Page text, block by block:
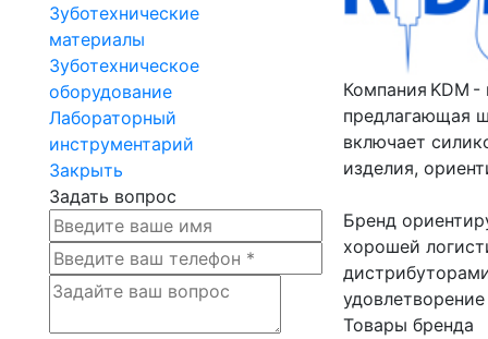
Зуботехнические
материалы
Зуботехническое
оборудование
Лабораторный
инструментарий
Закрыть
Задать вопрос
Компания KDM
предлагающая
включает
изделия,
Бренд
хорошей
Товары бренда